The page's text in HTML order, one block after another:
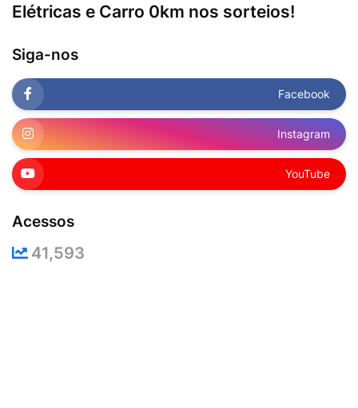
Elétricas e Carro 0km nos sorteios!
Siga-nos
Facebook
Instagram
YouTube
Acessos
41,593